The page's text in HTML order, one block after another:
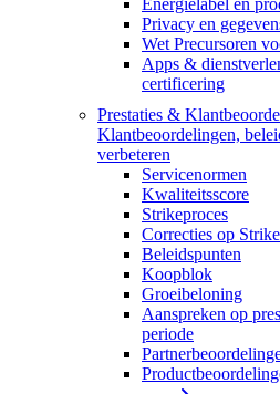
Energielabel en
Privacy en
Wet Precursoren
Apps &
certificering
Prestaties &
Klantbeoordelingen,
verbeteren
Servicenormen
Kwaliteitsscore
Strikeproces
Correcties op
Beleidspunten
Koopblok
Groeibeloning
Aanspreken op
periode